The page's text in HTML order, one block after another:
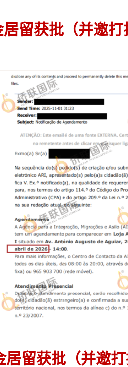
留获批（并邀打
居留获批（并邀